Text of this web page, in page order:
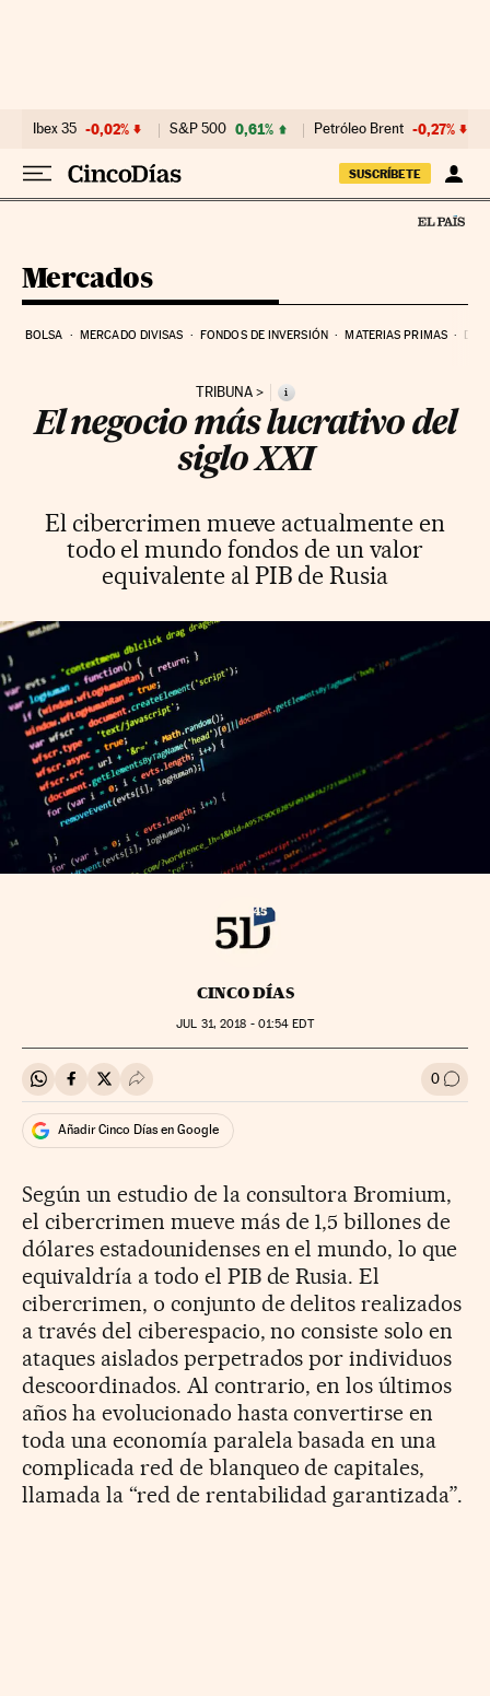
Ibex 35 -0,02% S&P 500 0,61% Petróleo Brent -0,27%
SUSCRÍBETE
Mercados
BOLSA MERCADO DIVISAS FONDOS DE INVERSIÓN MATERIAS PRIMAS
TRIBUNA i
El negocio más lucrativo del
siglo XXI
El cibercrimen mueve actualmente en
todo el mundo fondos de un valor
equivalente al PIB de Rusia
CINCO DÍAS
JUL 31, 2018 - 01:54 EDT
Compartir en Whatsapp
Compartir en Facebook
Compartir en Twitter
Desplegar Redes Sociales 0 Ir a
Añadir Cinco Días en Google
Según un estudio de la consultora Bromium,
el cibercrimen mueve más de 1,5 billones de
dólares estadounidenses en el mundo, lo que
equivaldría a todo el PIB de Rusia. El
cibercrimen, o conjunto de delitos realizados
a través del ciberespacio, no consiste solo en
ataques aislados perpetrados por individuos
descoordinados. Al contrario, en los últimos
años ha evolucionado hasta convertirse en
toda una economía paralela basada en una
complicada red de blanqueo de capitales,
llamada la “red de rentabilidad garantizada”.